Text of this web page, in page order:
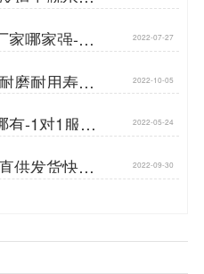
家哪家强-耐 2022-07-27
磨耐用寿命 2022-10-05
有-1对1服务 2022-05-24
供发货快质 2022-09-30